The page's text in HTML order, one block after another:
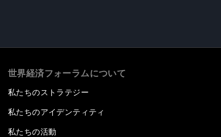
世界経済フォーラムについて
私たちのストラテジー
私たちのアイデンティティ
私たちの活動